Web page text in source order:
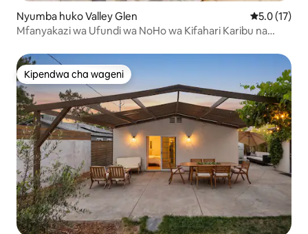
Nyumba huko Valley Glen Ukadiriaji
5.0 (17)
Mfanyakazi wa Ufundi wa NoHo wa Kifahari Karibu na
Kipendwa cha wageni
Kipendwa cha wageni